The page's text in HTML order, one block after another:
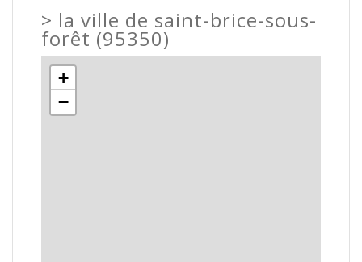
> la ville de saint-brice-sous-
forêt (95350)
+
−